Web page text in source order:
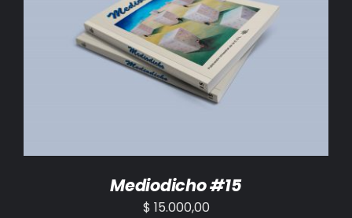
AÑADIR AL CARRITO / DETALLES
Mediodicho #15
$ 15.000,00